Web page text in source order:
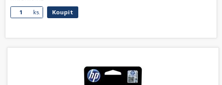
ks. Koupit